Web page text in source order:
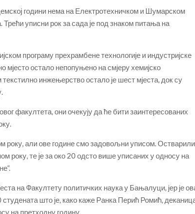
години нема на Електротехничком и Шумарском
уписни рок за сада је под знаком питања на
програму прехрамбене технологије и индустријске
мјесто остало непопуњено на смјеру хемијско
инжењерство остало је шест мјеста, док су
факултета, они очекују да ће бити заинтересованих
року, али ове године смо задовољни уписом. Остварили
року, те је за око 20 одсто више уписаних у односу на
на Факултету политичких наука у Бањалуци, јер је
што је, како каже Ранка Перић Ромић,
на претходну годину.